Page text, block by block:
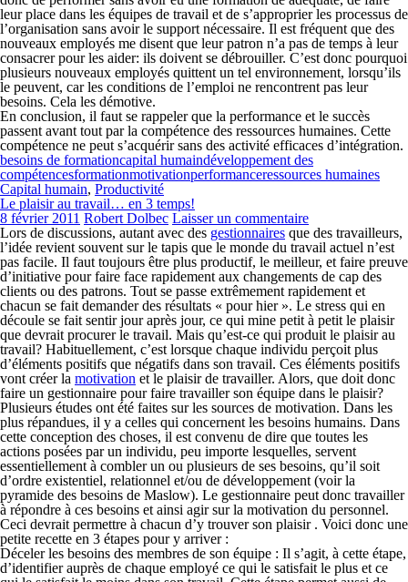
leur place dans les équipes de travail et de s’approprier les processus de
l’organisation sans avoir le support nécessaire. Il est fréquent que des
nouveaux employés me disent que leur patron n’a pas de temps à leur
consacrer pour les aider: ils doivent se débrouiller. C’est donc pourquoi
plusieurs nouveaux employés quittent un tel environnement, lorsqu’ils
le peuvent, car les conditions de l’emploi ne rencontrent pas leur
besoins. Cela les démotive.
En conclusion, il faut se rappeler que la performance et le succès
passent avant tout par la compétence des ressources humaines. Cette
compétence ne peut s’acquérir sans des activité efficaces d’intégration.
besoins de formationcapital humaindéveloppement des
compétencesformationmotivationperformanceressources humaines
Capital humain, Productivité
Le plaisir au travail… en 3 temps!
8 février 2011 Robert Dolbec Laisser un commentaire
Lors de discussions, autant avec des gestionnaires que des travailleurs,
l’idée revient souvent sur le tapis que le monde du travail actuel n’est
pas facile. Il faut toujours être plus productif, le meilleur, et faire preuve
d’initiative pour faire face rapidement aux changements de cap des
clients ou des patrons. Tout se passe extrêmement rapidement et
chacun se fait demander des résultats « pour hier ». Le stress qui en
découle se fait sentir jour après jour, ce qui mine petit à petit le plaisir
que devrait procurer le travail. Mais qu’est-ce qui produit le plaisir au
travail? Habituellement, c’est lorsque chaque individu perçoit plus
d’éléments positifs que négatifs dans son travail. Ces éléments positifs
vont créer la motivation et le plaisir de travailler. Alors, que doit donc
faire un gestionnaire pour faire travailler son équipe dans le plaisir?
Plusieurs études ont été faites sur les sources de motivation. Dans les
plus répandues, il y a celles qui concernent les besoins humains. Dans
cette conception des choses, il est convenu de dire que toutes les
actions posées par un individu, peu importe lesquelles, servent
essentiellement à combler un ou plusieurs de ses besoins, qu’il soit
d’ordre existentiel, relationnel et/ou de développement (voir la
pyramide des besoins de Maslow). Le gestionnaire peut donc travailler
à répondre à ces besoins et ainsi agir sur la motivation du personnel.
Ceci devrait permettre à chacun d’y trouver son plaisir . Voici donc une
petite recette en 3 étapes pour y arriver :
Déceler les besoins des membres de son équipe : Il s’agit, à cette étape,
d’identifier auprès de chaque employé ce qui le satisfait le plus et ce